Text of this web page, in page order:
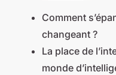
Comment
changeant ?
La place de
monde